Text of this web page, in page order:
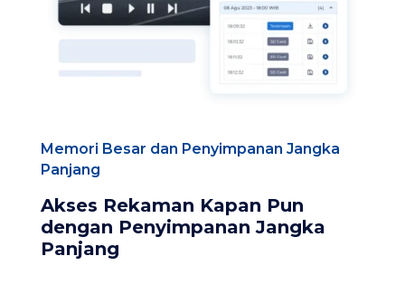
Memori Besar dan Penyimpanan Jangka
Panjang
Akses Rekaman Kapan Pun
dengan Penyimpanan Jangka
Panjang